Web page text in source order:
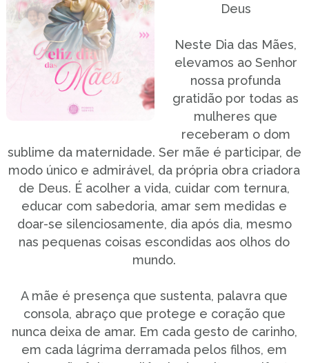
Deus
Neste Dia das Mães,
elevamos ao Senhor
nossa profunda
gratidão por todas as
mulheres que
receberam o dom
sublime da maternidade. Ser mãe é participar, de
modo único e admirável, da própria obra criadora
de Deus. É acolher a vida, cuidar com ternura,
educar com sabedoria, amar sem medidas e
doar-se silenciosamente, dia após dia, mesmo
nas pequenas coisas escondidas aos olhos do
mundo.
A mãe é presença que sustenta, palavra que
consola, abraço que protege e coração que
nunca deixa de amar. Em cada gesto de carinho,
em cada lágrima derramada pelos filhos, em